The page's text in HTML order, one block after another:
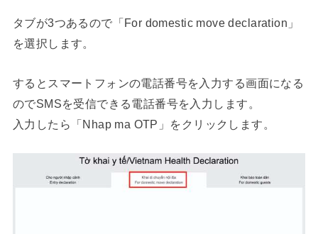
タブが3つあるので「For domestic move declaration」
を選択します。
するとスマートフォンの電話番号を入力する画面になる
のでSMSを受信できる電話番号を入力します。
入力したら「Nhap ma OTP」をクリックします。